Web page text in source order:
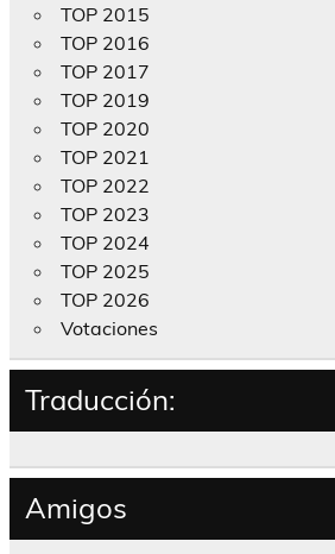
TOP 2015
TOP 2016
TOP 2017
TOP 2019
TOP 2020
TOP 2021
TOP 2022
TOP 2023
TOP 2024
TOP 2025
TOP 2026
Votaciones
Traducción:
Amigos